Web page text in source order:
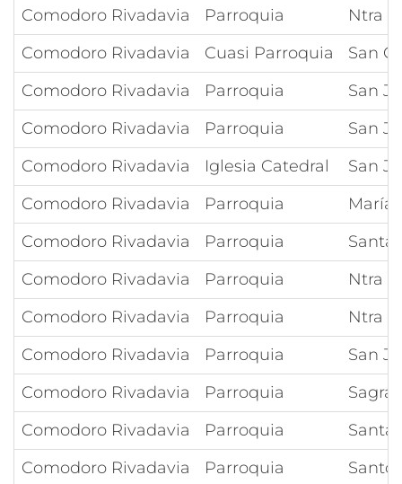
Comodoro Rivadavia
Parroquia
Ntra
Comodoro Rivadavia
Cuasi Parroquia
San
Comodoro Rivadavia
Parroquia
San
Comodoro Rivadavia
Parroquia
San
Comodoro Rivadavia
Iglesia Catedral
San
Comodoro Rivadavia
Parroquia
María
Comodoro Rivadavia
Parroquia
Santa
Comodoro Rivadavia
Parroquia
Ntra
Comodoro Rivadavia
Parroquia
Ntra
Comodoro Rivadavia
Parroquia
San
Comodoro Rivadavia
Parroquia
Comodoro Rivadavia
Parroquia
Santa
Comodoro Rivadavia
Parroquia
Santo